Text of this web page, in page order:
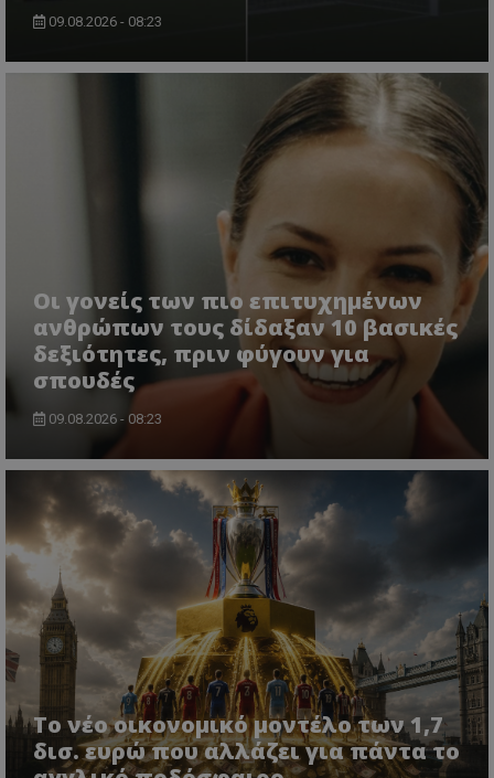
09.08.2026 - 08:23
Οι γονείς των πιο επιτυχημένων
ανθρώπων τους δίδαξαν 10 βασικές
δεξιότητες, πριν φύγουν για
σπουδές
09.08.2026 - 08:23
Το νέο οικονομικό μοντέλο των 1,7
δισ. ευρώ που αλλάζει για πάντα το